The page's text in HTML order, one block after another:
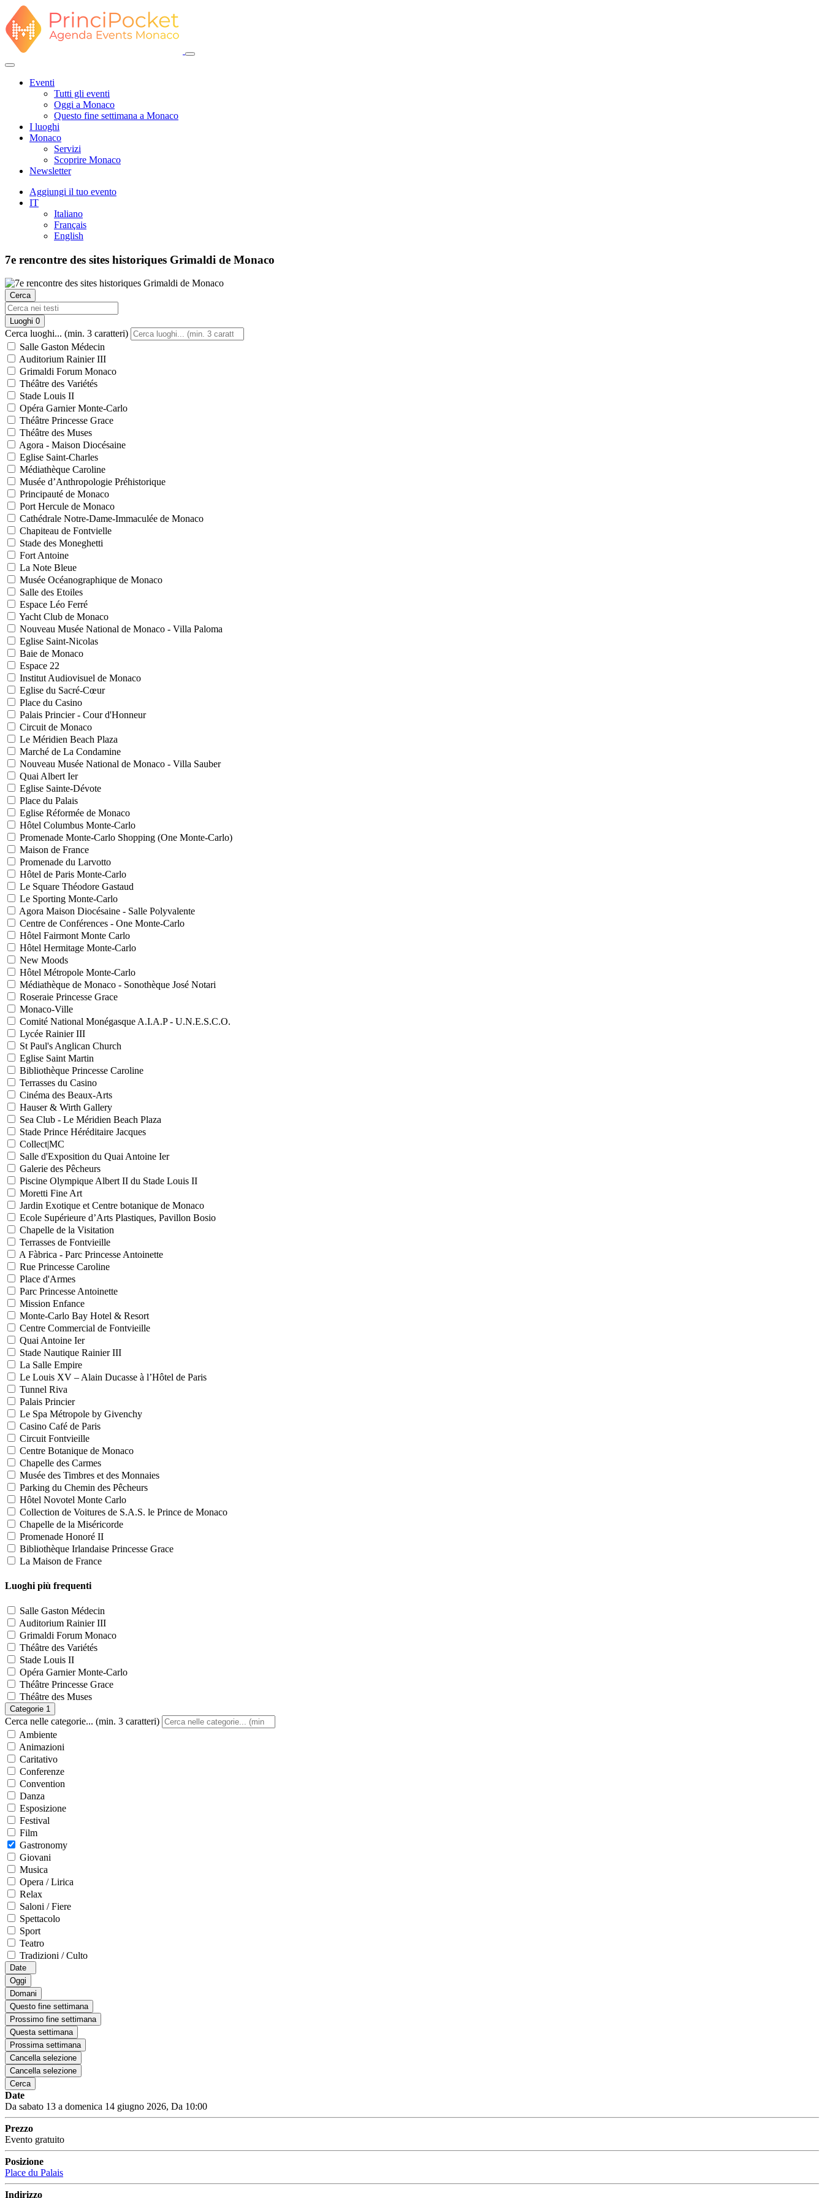
Eventi
Tutti gli eventi
Oggi a Monaco
Questo fine settimana a Monaco
I luoghi
Monaco
Servizi
Scoprire Monaco
Newsletter
Aggiungi il tuo evento
IT
Italiano
Français
English
7e rencontre des sites historiques Grimaldi de Monaco
Cerca
Luoghi 0
Cerca luoghi... (min. 3 caratteri)
Salle Gaston Médecin
Auditorium Rainier III
Grimaldi Forum Monaco
Théâtre des Variétés
Stade Louis II
Opéra Garnier Monte-Carlo
Théâtre Princesse Grace
Théâtre des Muses
Agora - Maison Diocésaine
Eglise Saint-Charles
Médiathèque Caroline
Musée d’Anthropologie Préhistorique
Principauté de Monaco
Port Hercule de Monaco
Cathédrale Notre-Dame-Immaculée de Monaco
Chapiteau de Fontvielle
Stade des Moneghetti
Fort Antoine
La Note Bleue
Musée Océanographique de Monaco
Salle des Etoiles
Espace Léo Ferré
Yacht Club de Monaco
Nouveau Musée National de Monaco - Villa Paloma
Eglise Saint-Nicolas
Baie de Monaco
Espace 22
Institut Audiovisuel de Monaco
Eglise du Sacré-Cœur
Place du Casino
Palais Princier - Cour d'Honneur
Circuit de Monaco
Le Méridien Beach Plaza
Marché de La Condamine
Nouveau Musée National de Monaco - Villa Sauber
Quai Albert Ier
Eglise Sainte-Dévote
Place du Palais
Eglise Réformée de Monaco
Hôtel Columbus Monte-Carlo
Promenade Monte-Carlo Shopping (One Monte-Carlo)
Maison de France
Promenade du Larvotto
Hôtel de Paris Monte-Carlo
Le Square Théodore Gastaud
Le Sporting Monte-Carlo
Agora Maison Diocésaine - Salle Polyvalente
Centre de Conférences - One Monte-Carlo
Hôtel Fairmont Monte Carlo
Hôtel Hermitage Monte-Carlo
New Moods
Hôtel Métropole Monte-Carlo
Médiathèque de Monaco - Sonothèque José Notari
Roseraie Princesse Grace
Monaco-Ville
Comité National Monégasque A.I.A.P - U.N.E.S.C.O.
Lycée Rainier III
St Paul's Anglican Church
Eglise Saint Martin
Bibliothèque Princesse Caroline
Terrasses du Casino
Cinéma des Beaux-Arts
Hauser & Wirth Gallery
Sea Club - Le Méridien Beach Plaza
Stade Prince Héréditaire Jacques
Collect|MC
Salle d'Exposition du Quai Antoine Ier
Galerie des Pêcheurs
Piscine Olympique Albert II du Stade Louis II
Moretti Fine Art
Jardin Exotique et Centre botanique de Monaco
Ecole Supérieure d’Arts Plastiques, Pavillon Bosio
Chapelle de la Visitation
Terrasses de Fontvieille
A Fàbrica - Parc Princesse Antoinette
Rue Princesse Caroline
Place d'Armes
Parc Princesse Antoinette
Mission Enfance
Monte-Carlo Bay Hotel & Resort
Centre Commercial de Fontvieille
Quai Antoine Ier
Stade Nautique Rainier III
La Salle Empire
Le Louis XV – Alain Ducasse à l’Hôtel de Paris
Tunnel Riva
Palais Princier
Le Spa Métropole by Givenchy
Casino Café de Paris
Circuit Fontvieille
Centre Botanique de Monaco
Chapelle des Carmes
Musée des Timbres et des Monnaies
Parking du Chemin des Pêcheurs
Hôtel Novotel Monte Carlo
Collection de Voitures de S.A.S. le Prince de Monaco
Chapelle de la Miséricorde
Promenade Honoré II
Bibliothèque Irlandaise Princesse Grace
La Maison de France
Luoghi più frequenti
Salle Gaston Médecin
Auditorium Rainier III
Grimaldi Forum Monaco
Théâtre des Variétés
Stade Louis II
Opéra Garnier Monte-Carlo
Théâtre Princesse Grace
Théâtre des Muses
Categorie 1
Cerca nelle categorie... (min. 3 caratteri)
Ambiente
Animazioni
Caritativo
Conferenze
Convention
Danza
Esposizione
Festival
Film
Gastronomy
Giovani
Musica
Opera / Lirica
Relax
Saloni / Fiere
Spettacolo
Sport
Teatro
Tradizioni / Culto
Date
Oggi
Domani
Questo fine settimana
Prossimo fine settimana
Questa settimana
Prossima settimana
Cancella selezione
Cancella selezione
Cerca
Date
Da sabato 13 a domenica 14 giugno 2026, Da 10:00
Prezzo
Evento gratuito
Posizione
Place du Palais
Indirizzo